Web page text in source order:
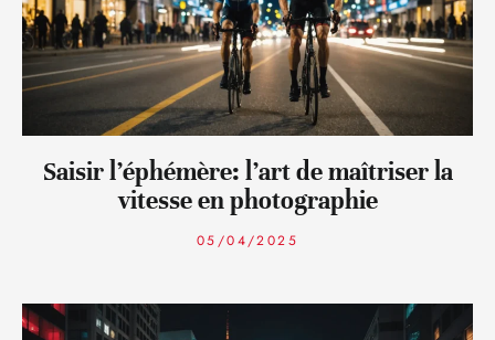
Saisir l’éphémère: l’art de maîtriser la
vitesse en photographie
05/04/2025